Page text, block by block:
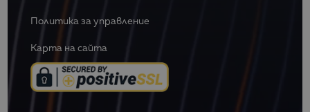
Политика за управление
Карта на сайта